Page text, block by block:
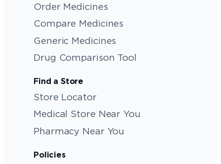
Order Medicines
Compare Medicines
Generic Medicines
Drug Comparison Tool
Find a Store
Store Locator
Medical Store Near You
Pharmacy Near You
Policies